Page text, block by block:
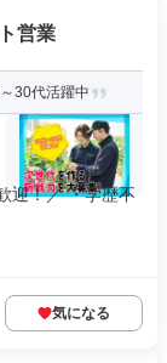
営業
30代活躍中
迎！／ ・学歴不
気になる